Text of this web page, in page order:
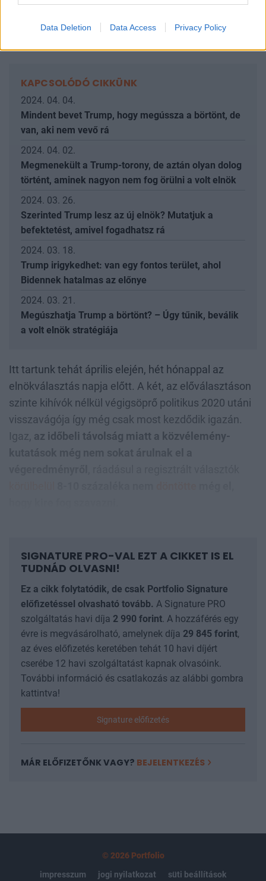
Data Deletion Data Access Privacy Policy
hogy utol tudja-e érni Biden rekordmennyiségű
KAPCSOLÓDÓ CIKKÜNK
2024. 04. 04.
Mindent bevet Trump, hogy megússza a börtönt, de
van, aki nem vevő rá
2024. 04. 02.
Megmenekült a Trump-torony, de aztán olyan dolog
történt, aminek nagyon nem fog örülni a volt elnök
2024. 03. 26.
Szerinted Trump lesz az új elnök? Mutatjuk a
befektetést, amivel fogadhatsz rá
2024. 03. 18.
Trump irigykedhet: van egy fontos terület, ahol
Bidennek hatalmas az előnye
2024. 03. 21.
Megúszhatja Trump a börtönt? – Úgy tűnik, beválik
a volt elnök stratégiája
Itt tartunk tehát április elején, hét hónappal az
elnökválasztás napja előtt. A két, az előválasztáson
szinte kihívók nélkül végigsöprő politikus 2020 utáni
visszavágója így még csak most kezdődik igazán.
Igaz, az időbeli távolság miatt a közvélemény-
SIGNATURE PRO-VAL EZT A CIKKET IS EL
TUDNÁD OLVASNI!
Ez a cikk folytatódik, de csak Portfolio Signature
előfizetéssel olvasható tovább. A Signature PRO
szolgáltatás havi díja 2 990 forint. A hozzáférés egy
évre is megvásárolható, amelynek díja 29 845 forint,
az éves előfizetés keretében tehát 10 havi díjért
cserébe 12 havi szolgáltatást kapnak olvasóink.
További információ és csatlakozás az alábbi gombra
kattintva!
Signature előfizetés
MÁR ELŐFIZETŐNK VAGY? BEJELENTKEZÉS
© 2026 Portfolio
impresszum
jogi nyilatkozat süti beállítások